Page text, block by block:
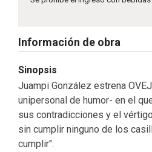
Información de obra
Sinopsis
Juampi González estrena
unipersonal de humor- en el
sus contradicciones y el
sin cumplir ninguno de los
cumplir".